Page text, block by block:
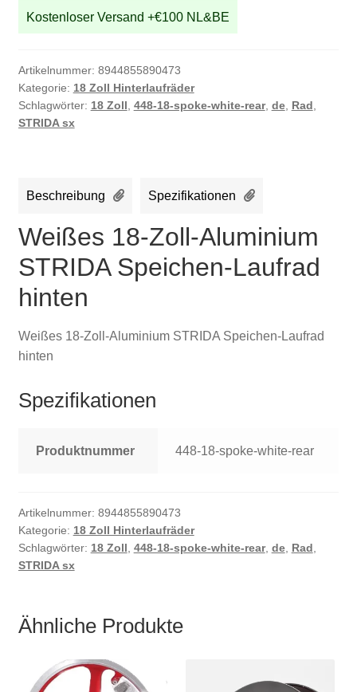
Kostenloser Versand +€100 NL&BE
Artikelnummer: 8944855890473
Kategorie: 18 Zoll Hinterlaufräder
Schlagwörter: 18 Zoll, 448-18-spoke-white-rear, de, Rad,
STRIDA sx
Beschreibung Spezifikationen
Weißes 18-Zoll-Aluminium
STRIDA Speichen-Laufrad
hinten
Weißes 18-Zoll-Aluminium STRIDA Speichen-Laufrad
hinten
Spezifikationen
Produktnummer 448-18-spoke-white-rear
Artikelnummer: 8944855890473
Kategorie: 18 Zoll Hinterlaufräder
Schlagwörter: 18 Zoll 448-18-spoke-white-rear, de, Rad
STRIDA sx
Ähnliche Produkte